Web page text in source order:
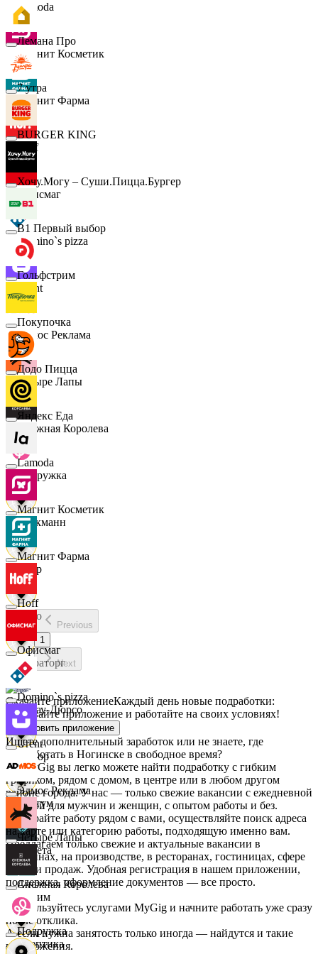
Lamoda
Магнит Косметик
Магнит Фарма
Hoff
Офисмаг
Domino`s pizza
Urent
Эдмос Реклама
Четыре Лапы
Снежная Королева
Подружка
Стокманн
Cпар
demo
Мираторг
Абрау-Дюрсо
Авиор
Альтум
Аркета
Архим
Асептика
Лемана Про
7 утра
BURGER KING
Хочу.Могу – Суши.Пицца.Бургер
B1 Первый выбор
Гольфстрим
Покупочка
Додо Пицца
Яндекс Еда
Lamoda
Магнит Косметик
Магнит Фарма
Hoff
Офисмаг
Domino`s pizza
Urent
Эдмос Реклама
Четыре Лапы
Снежная Королева
Подружка
Previous
1
Next
Скачайте приложениеКаждый день новые подработки:
скачивайте приложение и работайте на своих условиях!
Установить приложение
Ищете дополнительный заработок или не знаете, где
подработать в Ногинске в свободное время?
На MyGig вы легко можете найти подработку с гибким
графиком, рядом с домом, в центре или в любом другом
районе города. У нас — только свежие вакансии с ежедневной
оплатой для мужчин и женщин, с опытом работы и без.
Выбирайте работу рядом с вами, осуществляйте поиск адреса
на карте или категорию работы, подходящую именно вам.
Предлагаем только свежие и актуальные вакансии в
магазинах, на производстве, в ресторанах, гостиницах, сфере
услуг и продаж. Удобная регистрация в нашем приложении,
поддержка, оформление документов — все просто.
Воспользуйтесь услугами MyGig и начните работать уже сразу
после отклика.
А если нужна занятость только иногда — найдутся и такие
предложения.